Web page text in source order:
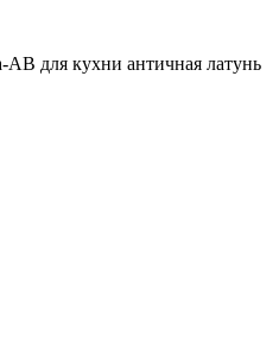
для кухни античная латунь